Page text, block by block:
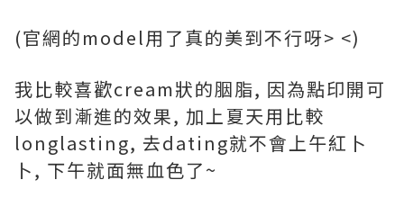
(官網的model用了真的美到不行呀> <)
我比較喜歡cream狀的胭脂, 因為點印開可
以做到漸進的效果, 加上夏天用比較
longlasting, 去dating就不會上午紅卜
卜, 下午就面無血色了~